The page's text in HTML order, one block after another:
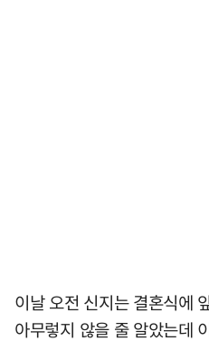
이날 오전 신지는 결혼식에
아무렇지 않을 줄 알았는데